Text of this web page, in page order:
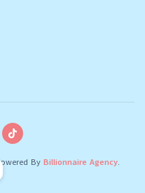
By Billionnaire Agency.